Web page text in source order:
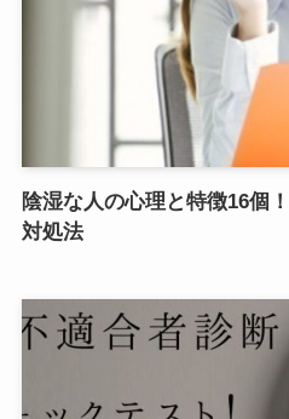
陰湿な人の心理と特徴16個
対処法